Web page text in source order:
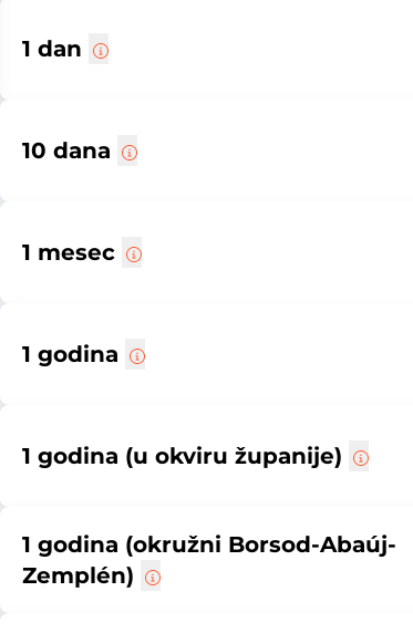
1 dan
10 dana
1 mesec
1 godina
1 godina (u okviru županije)
1 godina (okružni Borsod-Abaúj-
Zemplén)